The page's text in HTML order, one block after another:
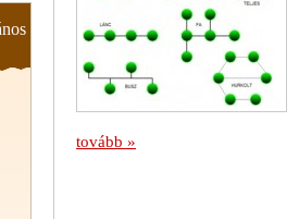
tovább »